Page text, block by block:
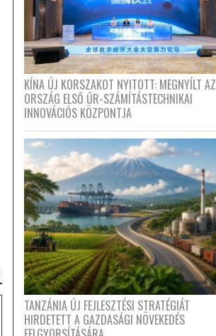
KÍNA ÚJ KORSZAKOT NYITOTT: MEGNYÍLT AZ
ORSZÁG ELSŐ ŰR-SZÁMÍTÁSTECHNIKAI
INNOVÁCIÓS KÖZPONTJA
TANZÁNIA ÚJ FEJLESZTÉSI STRATÉGIÁT
HIRDETETT A GAZDASÁGI NÖVEKEDÉS